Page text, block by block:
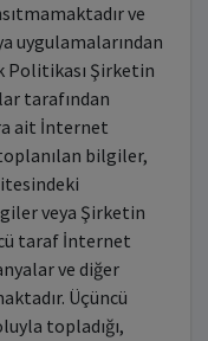
ve
uygulamalarından
Politikası Şirketin
tarafından
ait İnternet
bilgiler,
veya Şirketin
taraf İnternet
ve diğer
Üçüncü
topladığı,